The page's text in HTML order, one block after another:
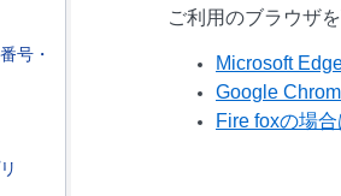
号・
ご利用のブラウザ
Microsoft
Google
Fire foxの場